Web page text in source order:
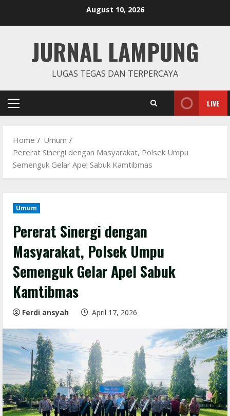
August 10, 2026
JURNAL LAMPUNG
LUGAS TEGAS DAN TERPERCAYA
Primary
LIVE
Home
Umum
Pererat Sinergi dengan Masyarakat, Polsek Umpu
Semenguk Gelar Apel Sabuk Kamtibmas
Umum
Pererat Sinergi dengan
Masyarakat, Polsek Umpu
Semenguk Gelar Apel Sabuk
Kamtibmas
Ferdi ansyah April 17, 2026